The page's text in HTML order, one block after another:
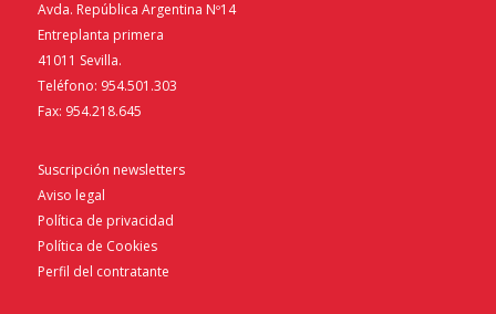
Avda. República Argentina Nº14
Entreplanta primera
41011 Sevilla.
Teléfono: 954.501.303
Fax: 954.218.645
Suscripción newsletters
Aviso legal
Política de privacidad
Política de Cookies
Perfil del contratante